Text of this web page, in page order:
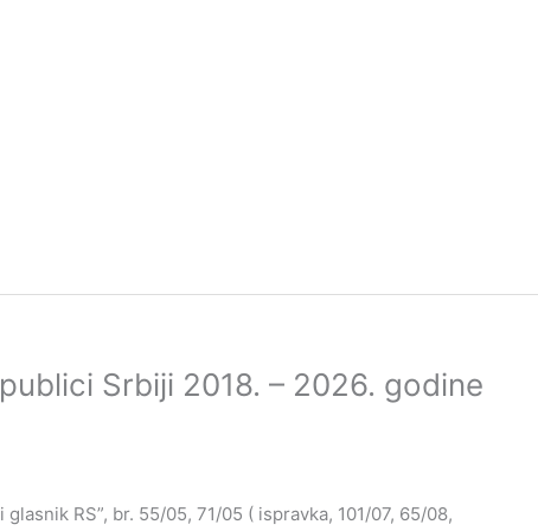
Srbiji 2018. – 2026. godine
RS”, br. 55/05, 71/05 ( ispravka, 101/07, 65/08,